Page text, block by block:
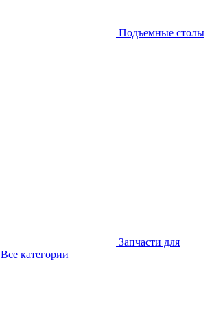
Подъемные столы
Запчасти для
Все категории